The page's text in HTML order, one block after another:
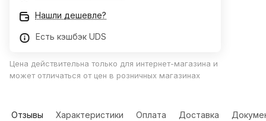
Нашли дешевле?
Есть кэшбэк UDS
Цена действительна только для интернет-магазина и
может отличаться от цен в розничных магазинах
Отзывы Характеристики Оплата Доставка